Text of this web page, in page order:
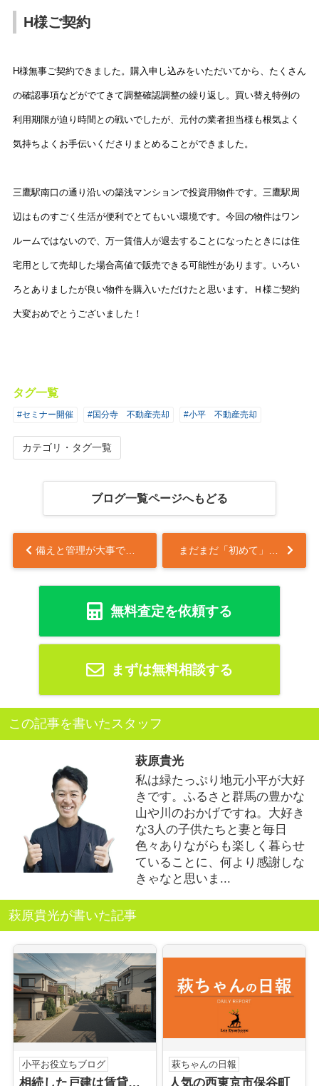
H様ご契約
H様無事ご契約できました。購入申し込みをいただいてから、たくさん
の確認事項などがでてきて調整確認調整の繰り返し。買い替え特例の
利用期限が迫り時間との戦いでしたが、元付の業者担当様も根気よく
気持ちよくお手伝いくださりまとめることができました。
三鷹駅南口の通り沿いの築浅マンションで投資用物件です。三鷹駅周
辺はものすごく生活が便利でとてもいい環境です。今回の物件はワン
ルームではないので、万一賃借人が退去することになったときには住
宅用として売却した場合高値で販売できる可能性があります。いろい
ろとありましたが良い物件を購入いただけたと思います。Ｈ様ご契約
大変おめでとうございました！
タグ一覧
#セミナー開催 #国分寺 不動産売却 #小平 不動産売却
カテゴリ・タグ一覧
ブログ一覧ページへもどる
備えと管理が大事でした！
無料査定を依頼する
まずは無料相談する
この記事を書いたスタッフ
萩原貴光
私は緑たっぷり地元小平が大好
きです。ふるさと群馬の豊かな
山や川のおかげですね。大好き
な3人の子供たちと妻と毎日
色々ありながらも楽しく暮らせ
ていることに、何より感謝しな
きゃなと思いま...
萩原貴光が書いた記事
小平お役立ちブログ
相続した戸建は賃貸が得か損か？小平市の賃貸市場を解説
萩ちゃんの日報
人気の西東京市保谷町